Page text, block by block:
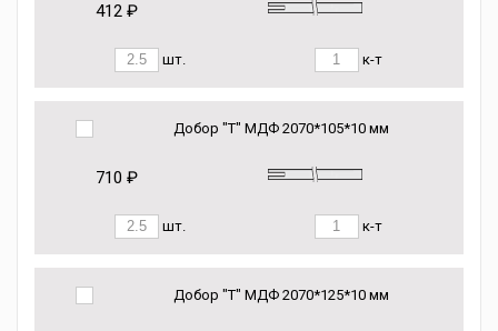
412 ₽
шт. к-т
Добор "Т" МДФ 2070*105*10 мм
710 ₽
шт. к-т
Добор "Т" МДФ 2070*125*10 мм